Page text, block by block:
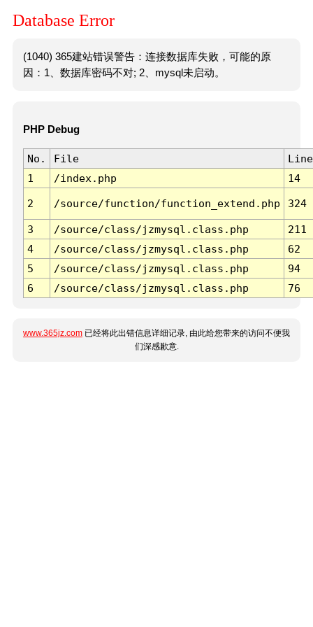
Database Error
(1040) 365建站错误警告：连接数据库失败，可能的原
因：1、数据库密码不对; 2、mysql未启动。
PHP Debug
No. File
Line
1
/index.php 14
2 /source/function/function_extend.php 324
3 /source/class/jzmysql.class.php
211
4
/source/class/jzmysql.class.php
62
5
/source/class/jzmysql.class.php
94
6
/source/class/jzmysql.class.php 76
www.365jz.com 已经将此出错信息详细记录, 由此给您带来的访问不便我
们深感歉意.